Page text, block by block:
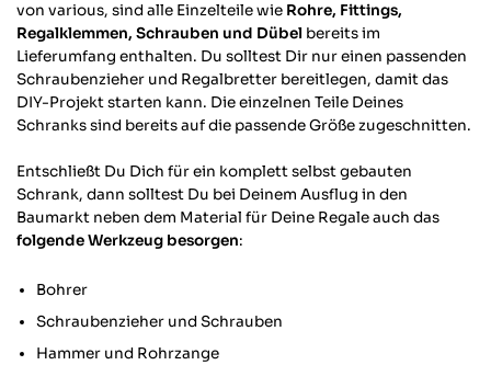
von various, sind alle Einzelteile wie Rohre, Fittings,
Regalklemmen, Schrauben und Dübel bereits im
Lieferumfang enthalten. Du solltest Dir nur einen passenden
Schraubenzieher und Regalbretter bereitlegen, damit das
DIY-Projekt starten kann. Die einzelnen Teile Deines
Schranks sind bereits auf die passende Größe zugeschnitten.
Entschließt Du Dich für ein komplett selbst gebauten
Schrank, dann solltest Du bei Deinem Ausflug in den
Baumarkt neben dem Material für Deine Regale auch das
folgende Werkzeug besorgen:
Bohrer
Schraubenzieher und Schrauben
Hammer und Rohrzange